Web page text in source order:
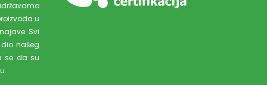
u
Svi
našeg
se da su